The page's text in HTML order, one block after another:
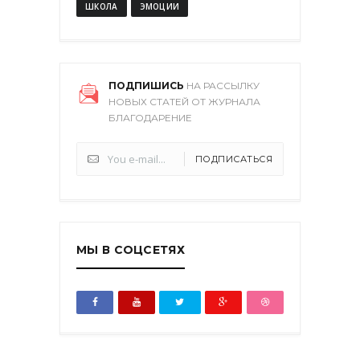
ШКОЛА ЭМОЦИИ
ПОДПИШИСЬ НА РАССЫЛКУ
НОВЫХ СТАТЕЙ ОТ ЖУРНАЛА
БЛАГОДАРЕНИЕ
ПОДПИСАТЬСЯ
МЫ В СОЦСЕТЯХ